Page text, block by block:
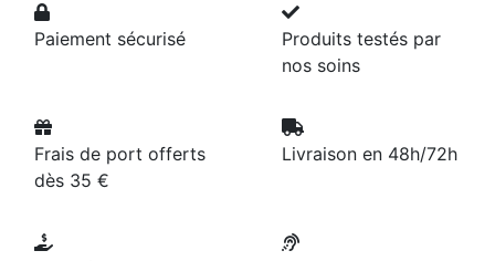
Paiement sécurisé
Produits testés par
nos soins
Frais de port offerts
dès 35 €
Livraison en 48h/72h